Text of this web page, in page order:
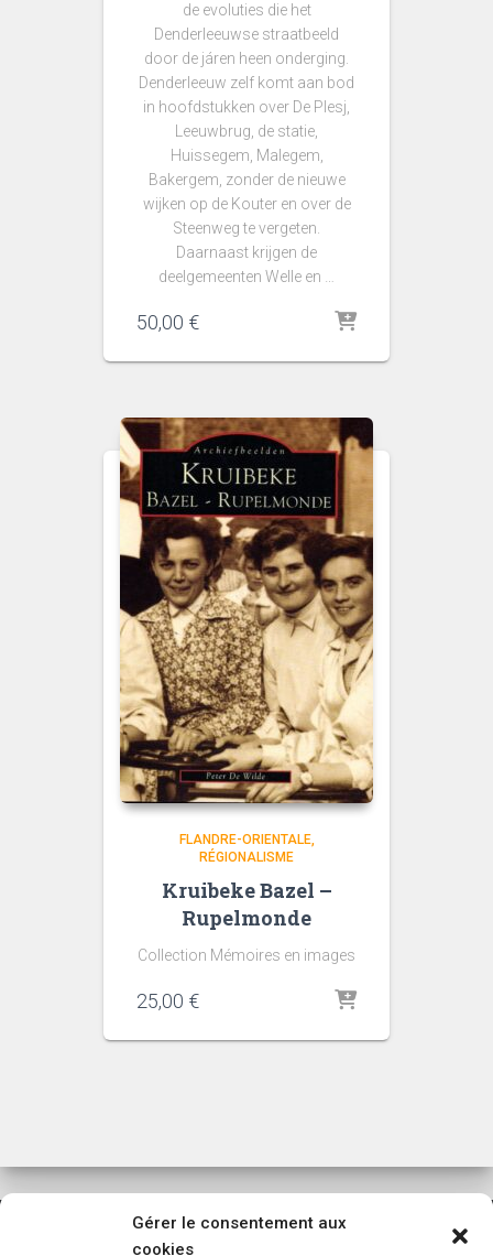
Gérer le consentement aux
cookies
de evoluties die het
Denderleeuwse straatbeeld
door de járen heen onderging.
Denderleeuw zelf komt aan bod
in hoofdstukken over De Plesj,
Leeuwbrug, de statie,
Huissegem, Malegem,
Bakergem, zonder de nieuwe
wijken op de Kouter en over de
Steenweg te vergeten.
Daarnaast krijgen de
deelgemeenten Welle en …
50,00 €
FLANDRE-ORIENTALE
RÉGIONALISME
Kruibeke Bazel –
Rupelmonde
Collection Mémoires en images
25,00 €